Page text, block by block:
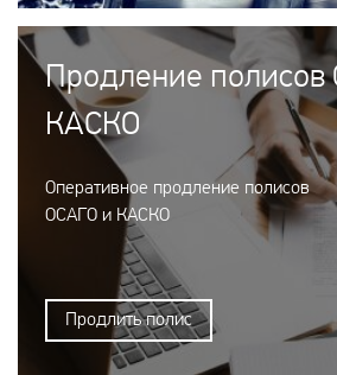
Продление
КАСКО
Оперативное продление полисов
ОСАГО и КАСКО
Продлить полис